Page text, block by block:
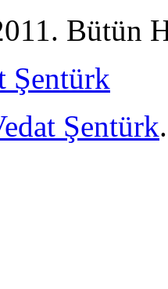
Bütün
Şentürk
Şentürk.